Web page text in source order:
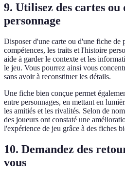
9. Utilisez des cartes ou
personnage
Disposer d'une carte ou d'une fiche de
compétences, les traits et l'histoire
aide à garder le contexte et les
le jeu. Vous pourrez ainsi vous
sans avoir à reconstituer les détails.
Une fiche bien conçue permet
entre personnages, en mettant en
les amitiés et les rivalités. Selon de
des joueurs ont constaté une
l'expérience de jeu grâce à des fiches
10. Demandez des
vous